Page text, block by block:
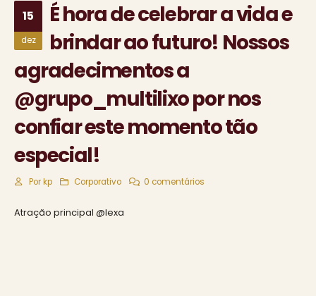
15
dez
É hora de celebrar a vida e
brindar ao futuro! Nossos
agradecimentos a
@grupo_multilixo por nos
confiar este momento tão
especial!
Por kp Corporativo 0 comentários
Atração principal @lexa